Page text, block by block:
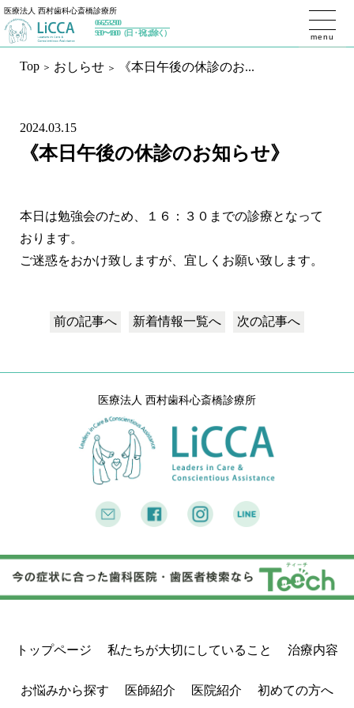
医療法人 西村歯科心斎橋診療所
06-6253-2900
9:30〜18:00（日・祝は除く）
menu
トップページ
初めての方へ
治療内容
一般歯科／設備
インプラントセカンドオピニオン
インプラントメインテナンス
マウスピース矯正（インビザライン）
短期集中治療
静脈内鎮静法 / 笑気麻酔
LiCCA Lab（技工所）
治療費
お悩みから探す
医院紹介
アクセス
Top おしらせ 《本日午後の休診のお...
2024.03.15
《本日午後の休診のお知らせ》
本日は勉強会のため、１６：３０までの診療となって
おります。
ご迷惑をおかけ致しますが、宜しくお願い致します。
前の記事へ 新着情報一覧へ 次の記事へ
医療法人 西村歯科心斎橋診療所
トップページ 私たちが大切にしていること 治療内容
お悩みから探す 医師紹介 医院紹介 初めての方へ